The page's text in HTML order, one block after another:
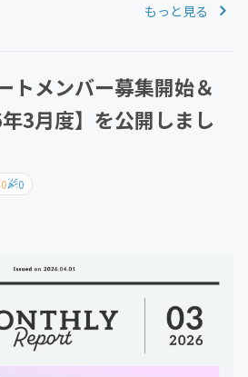
もお待ちしております！・定員5
もっと見る
トメンバー募集開始＆
3月度】を公開しまし
0 0